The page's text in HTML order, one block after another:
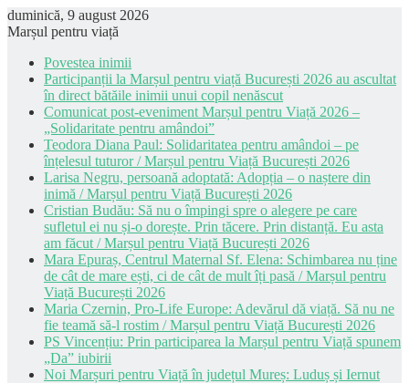
duminică, 9 august 2026
Marșul pentru viață
Povestea inimii
Participanții la Marșul pentru viață București 2026 au ascultat
în direct bătăile inimii unui copil nenăscut
Comunicat post-eveniment Marșul pentru Viață 2026 –
„Solidaritate pentru amândoi”
Teodora Diana Paul: Solidaritatea pentru amândoi – pe
înțelesul tuturor / Marșul pentru Viață București 2026
Larisa Negru, persoană adoptată: Adopția – o naștere din
inimă / Marșul pentru Viață București 2026
Cristian Budău: Să nu o împingi spre o alegere pe care
sufletul ei nu și-o dorește. Prin tăcere. Prin distanță. Eu asta
am făcut / Marșul pentru Viață București 2026
Mara Epuraș, Centrul Maternal Sf. Elena: Schimbarea nu ține
de cât de mare ești, ci de cât de mult îți pasă / Marșul pentru
Viață București 2026
Maria Czernin, Pro-Life Europe: Adevărul dă viață. Să nu ne
fie teamă să-l rostim / Marșul pentru Viață București 2026
PS Vincențiu: Prin participarea la Marșul pentru Viață spunem
„Da” iubirii
Noi Marșuri pentru Viață în județul Mureș: Luduș și Iernut